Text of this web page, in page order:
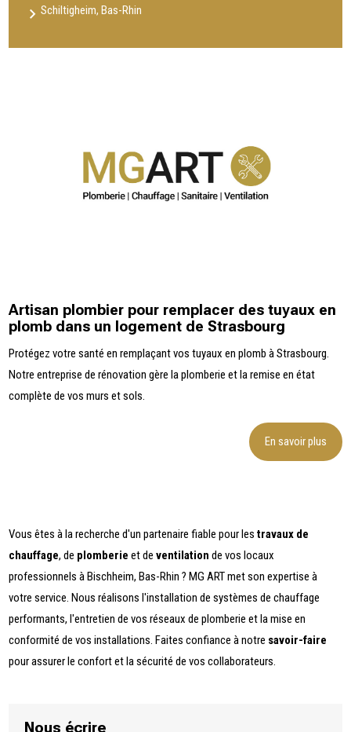
Schiltigheim, Bas-Rhin
Artisan plombier pour remplacer des tuyaux en
plomb dans un logement de Strasbourg
Protégez votre santé en remplaçant vos tuyaux en plomb à Strasbourg.
Notre entreprise de rénovation gère la plomberie et la remise en état
complète de vos murs et sols.
En savoir plus
Vous êtes à la recherche d'un partenaire fiable pour lestravaux de
chauffage, de plomberieet deventilationde vos locaux
professionnels à Bischheim, Bas-Rhin ? MG ART met son expertise à
votre service. Nous réalisons l'installation de systèmes de chauffage
performants, l'entretien de vos réseaux de plomberie et la mise en
conformité de vos installations. Faites confiance à notre savoir-faire
pour assurer le confort et la sécurité de vos collaborateurs.
Nous écrire